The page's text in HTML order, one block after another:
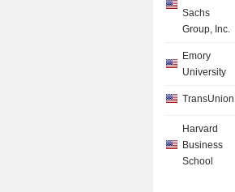
Sachs
Group, Inc.
Emory
University
TransUnion
Harvard
Business
School